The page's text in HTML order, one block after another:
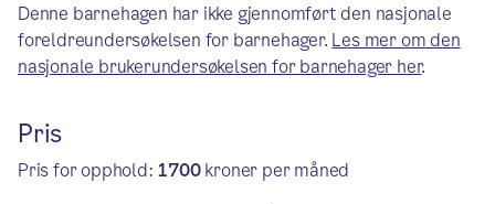
Denne barnehagen har ikke gjennomført den nasjonale
foreldreundersøkelsen for barnehager. Les mer om den
nasjonale brukerundersøkelsen for barnehager her.
Pris
Pris for opphold: 1700kroner per måned